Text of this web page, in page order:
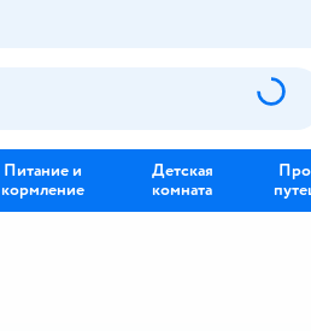
Питание и
кормление
Детская
комната